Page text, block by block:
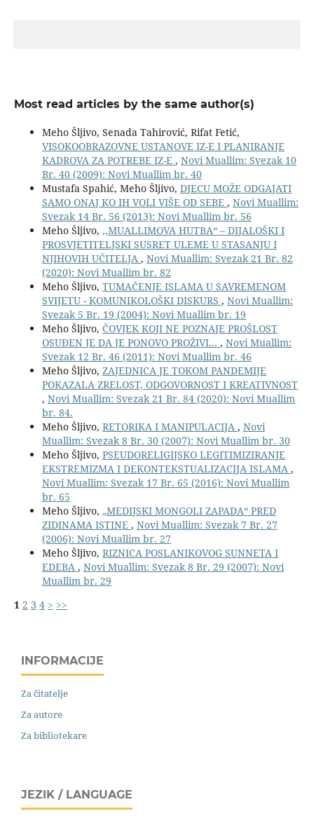
Most read articles by the same author(s)
Meho Šljivo, Senada Tahirović, Rifat Fetić,
VISOKOOBRAZOVNE USTANOVE IZ-E I PLANIRANJE
KADROVA ZA POTREBE IZ-E , Novi Muallim: Svezak 10
Br. 40 (2009): Novi Muallim br. 40
Mustafa Spahić, Meho Šljivo, DJECU MOŽE ODGAJATI
SAMO ONAJ KO IH VOLI VIŠE OD SEBE , Novi Muallim:
Svezak 14 Br. 56 (2013): Novi Muallim br. 56
Meho Šljivo, ,,MUALLIMOVA HUTBA“ – DIJALOŠKI I
PROSVJETITELJSKI SUSRET ULEME U STASANJU I
NJIHOVIH UČITELJA , Novi Muallim: Svezak 21 Br. 82
(2020): Novi Muallim br. 82
Meho Šljivo, TUMAČENJE ISLAMA U SAVREMENOM
SVIJETU - KOMUNIKOLOŠKI DISKURS , Novi Muallim:
Svezak 5 Br. 19 (2004): Novi Muallim br. 19
Meho Šljivo, ČOVJEK KOJI NE POZNAJE PROŠLOST
OSUĐEN JE DA JE PONOVO PROŽIVI... , Novi Muallim:
Svezak 12 Br. 46 (2011): Novi Muallim br. 46
Meho Šljivo, ZAJEDNICA JE TOKOM PANDEMIJE
POKAZALA ZRELOST, ODGOVORNOST I KREATIVNOST
, Novi Muallim: Svezak 21 Br. 84 (2020): Novi Muallim
br. 84.
Meho Šljivo, RETORIKA I MANIPULACIJA , Novi
Muallim: Svezak 8 Br. 30 (2007): Novi Muallim br. 30
Meho Šljivo, PSEUDORELIGIJSKO LEGITIMIZIRANJE
EKSTREMIZMA I DEKONTEKSTUALIZACIJA ISLAMA ,
Novi Muallim: Svezak 17 Br. 65 (2016): Novi Muallim
br. 65
Meho Šljivo, „MEDIJSKI MONGOLI ZAPADA“ PRED
ZIDINAMA ISTINE , Novi Muallim: Svezak 7 Br. 27
(2006): Novi Muallim br. 27
Meho Šljivo, RIZNICA POSLANIKOVOG SUNNETA I
EDEBA , Novi Muallim: Svezak 8 Br. 29 (2007): Novi
Muallim br. 29
1 2 3 4 > >>
INFORMACIJE
Za čitatelje
Za autore
Za bibliotekare
JEZIK / LANGUAGE